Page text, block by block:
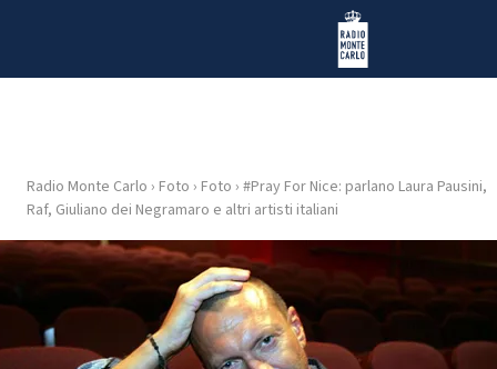
Radio Monte Carlo
HOME
RADIO
WEB
RADIO
Radio Monte Carlo › Foto › Foto › #Pray For Nice: parlano Laura Pausini,
Raf, Giuliano dei Negramaro e altri artisti italiani